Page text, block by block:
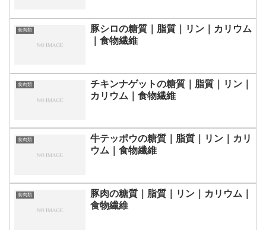
食肉類
豚シロの糖質｜脂質｜リン｜カリウム
｜食物繊維
食肉類
チキンナゲットの糖質｜脂質｜リン｜
カリウム｜食物繊維
食肉類
牛テッポウの糖質｜脂質｜リン｜カリ
ウム｜食物繊維
食肉類
豚肉の糖質｜脂質｜リン｜カリウム｜
食物繊維